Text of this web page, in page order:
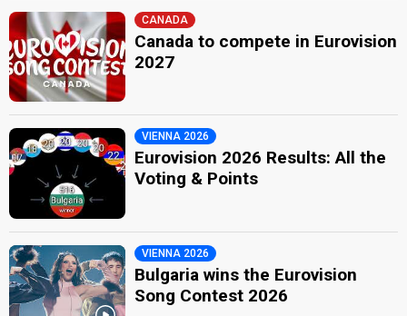
CANADA
Canada to compete in Eurovision
2027
VIENNA 2026
Eurovision 2026 Results: All the
Voting & Points
VIENNA 2026
Bulgaria wins the Eurovision
Song Contest 2026